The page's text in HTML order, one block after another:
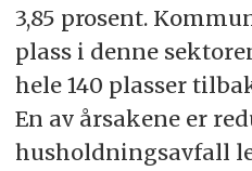
3,85 prosent.
plass i denne
hele 140 plasser
En av årsakene er
husholdningsavfall